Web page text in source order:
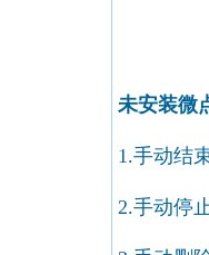
未安装微
1.手动结
2.手动停